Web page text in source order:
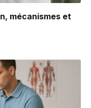
mécanismes et